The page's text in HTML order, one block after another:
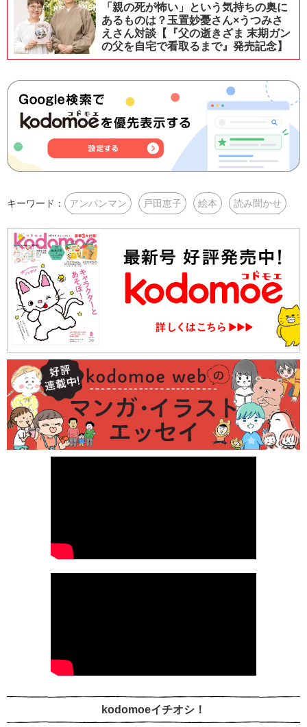
「親の死が怖い」という気持ちの奥に
あるものは？玉置妙憂さん×うつみさ
えさん対談【『父の逝きざま 末期ガン
の父を自宅で看取るまで』発売記念】
キーワード： アンパンマン 戸田恵子 絵本 読み聞かせ
kodomoeイチオシ！